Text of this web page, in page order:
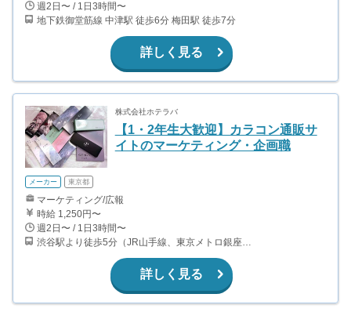
週2日〜 / 1日3時間〜
地下鉄御堂筋線 中津駅 徒歩6分 梅田駅 徒歩7分
詳しく見る
株式会社ホテラバ
【1・2年生大歓迎】カラコン通販サ
イトのマーケティング・企画職
メーカー 東京都
マーケティング/広報
時給 1,250円〜
週2日〜 / 1日3時間〜
渋谷駅より徒歩5分（JR山手線、東京メトロ銀座・半蔵門・副都心線）
詳しく見る